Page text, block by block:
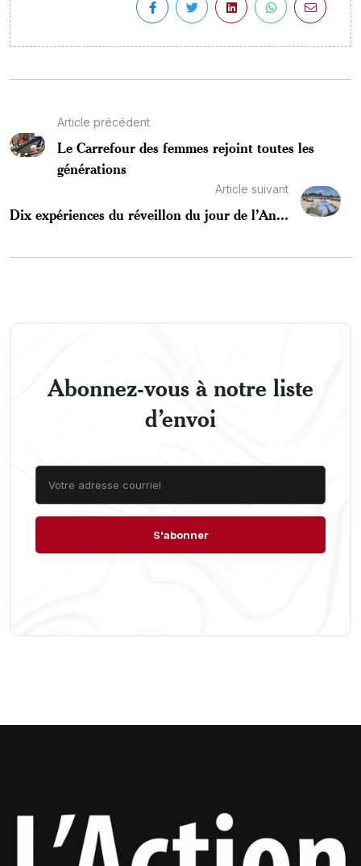
Article précédent
Le Carrefour des femmes rejoint toutes les
générations
Article suivant
Dix expériences du réveillon du jour de l’An...
Abonnez-vous à notre liste
d’envoi